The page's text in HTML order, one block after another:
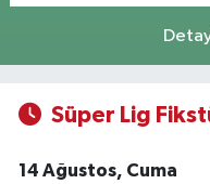
Süper Lig
14 Ağustos, Cuma